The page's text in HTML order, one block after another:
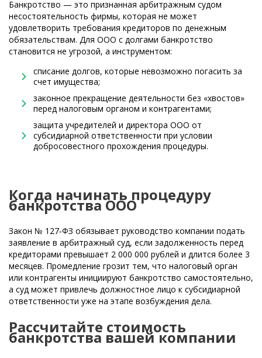
Банкротство — это признанная арбитражным судом
несостоятельность фирмы, которая не может
удовлетворить требования кредиторов по денежным
обязательствам. Для ООО с долгами банкротство
становится не угрозой, а инструментом:
списание долгов, которые невозможно погасить за
счет имущества;
законное прекращение деятельности без «хвостов»
перед налоговым органом и контрагентами;
защита учредителей и директора ООО от
субсидиарной ответственности при условии
добросовестного прохождения процедуры.
Когда начинать процедуру
банкротства ООО
Закон № 127‑ФЗ обязывает руководство компании подать
заявление в арбитражный суд, если задолженность перед
кредиторами превышает 2 000 000 рублей и длится более 3
месяцев. Промедление грозит тем, что налоговый орган
или контрагенты инициируют банкротство самостоятельно,
а суд может привлечь должностное лицо к субсидиарной
ответственности уже на этапе возбуждения дела.
Рассчитайте стоимость
банкротства вашей компании